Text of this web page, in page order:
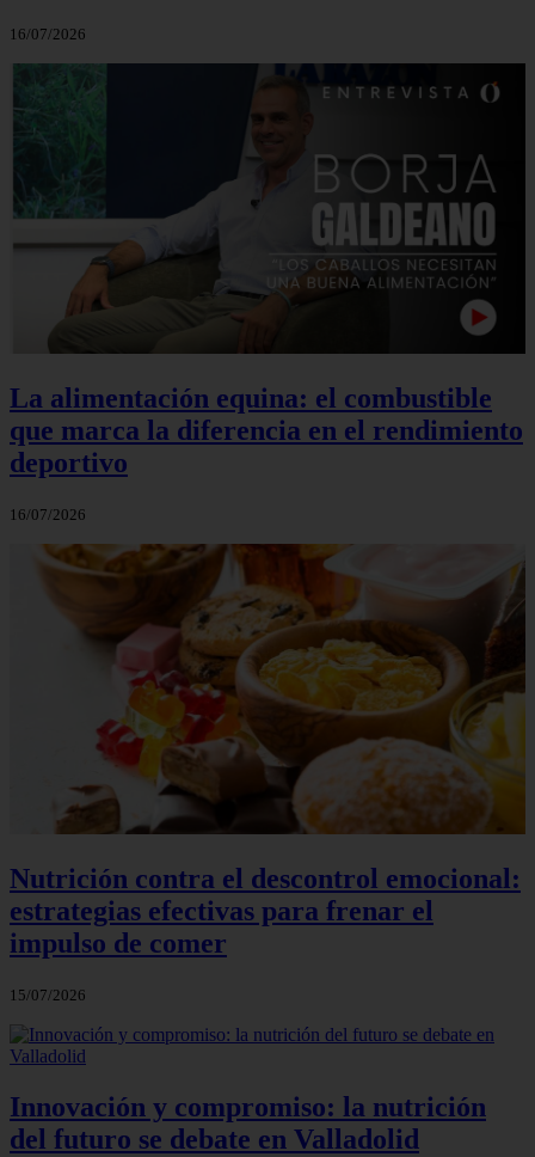
16/07/2026
La alimentación equina: el combustible
que marca la diferencia en el rendimiento
deportivo
16/07/2026
Nutrición contra el descontrol emocional:
estrategias efectivas para frenar el
impulso de comer
15/07/2026
Innovación y compromiso: la nutrición
del futuro se debate en Valladolid